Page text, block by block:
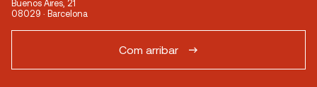
Buenos Aires, 21
08029 · Barcelona
Com arribar